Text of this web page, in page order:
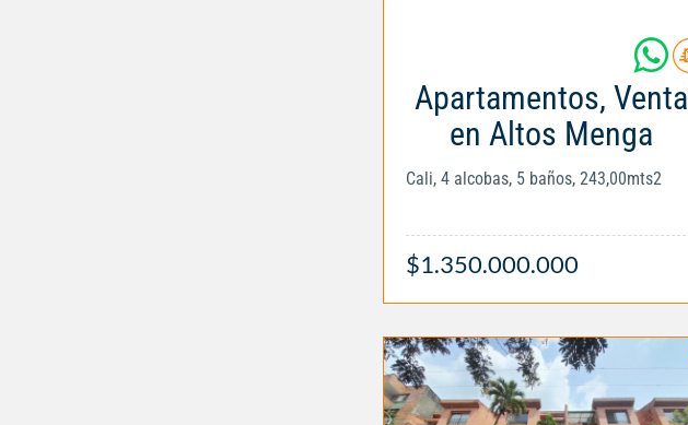
Apartamentos, Venta
en Altos Menga
Cali, 4 alcobas, 5 baños, 243,00mts2
$1.350.000.000